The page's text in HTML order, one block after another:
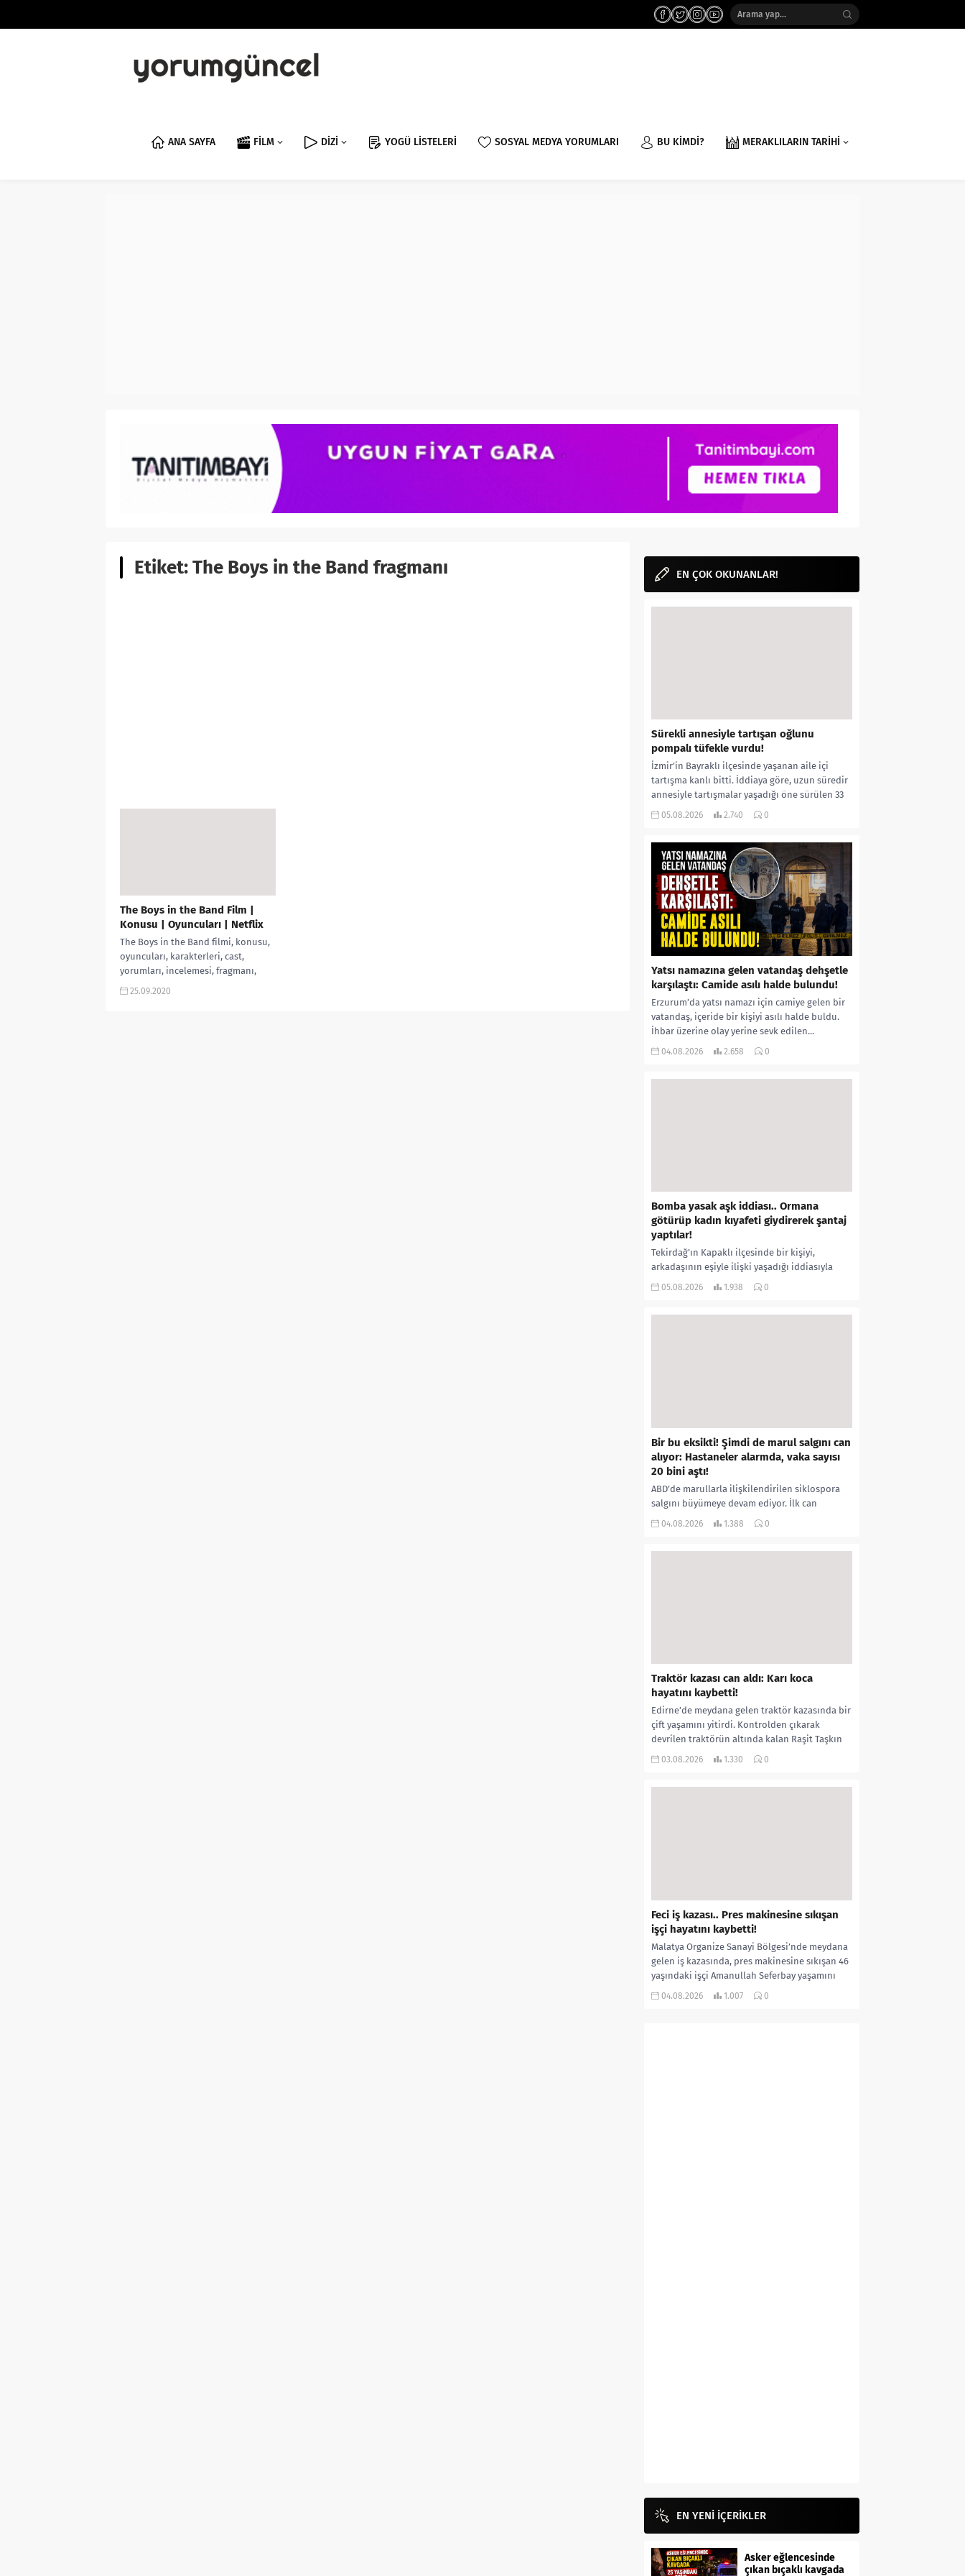
ANA SAYFA FİLM DİZİ YOGÜ LİSTELERİ SOSYAL MEDYA YORUMLARI BU KİMDİ? MERAKLILARIN TARİHİ
Etiket:The Boys in the Band fragmanı
The Boys in the Band Film |
Konusu | Oyuncuları | Netflix
The Boys in the Band filmi, konusu,
oyuncuları, karakterleri, cast,
yorumları, incelemesi, fragmanı,
izle, hangi ülke filmi, Netflix filmi,
25.09.2020
EN ÇOK OKUNANLAR!
Sürekli annesiyle tartışan oğlunu
pompalı tüfekle vurdu!
İzmir’in Bayraklı ilçesinde yaşanan aile içi
tartışma kanlı bitti. İddiaya göre, uzun süredir
annesiyle tartışmalar yaşadığı öne sürülen 33
yaşındaki...
05.08.2026 2.740 0
Yatsı namazına gelen vatandaş dehşetle
karşılaştı: Camide asılı halde bulundu!
Erzurum’da yatsı namazı için camiye gelen bir
vatandaş, içeride bir kişiyi asılı halde buldu.
İhbar üzerine olay yerine sevk edilen...
04.08.2026 2.658 0
Bomba yasak aşk iddiası.. Ormana
götürüp kadın kıyafeti giydirerek şantaj
yaptılar!
Tekirdağ’ın Kapaklı ilçesinde bir kişiyi,
arkadaşının eşiyle ilişki yaşadığı iddiasıyla
ormanlık alana götürerek zorla kadın
05.08.2026 1.938 0
Bir bu eksikti! Şimdi de marul salgını can
alıyor: Hastaneler alarmda, vaka sayısı
20 bini aştı!
ABD’de marullarla ilişkilendirilen siklospora
salgını büyümeye devam ediyor. İlk can
kayıplarının yaşandığı salgında vaka sayısının
04.08.2026 1.388 0
Traktör kazası can aldı: Karı koca
hayatını kaybetti!
Edirne’de meydana gelen traktör kazasında bir
çift yaşamını yitirdi. Kontrolden çıkarak
devrilen traktörün altında kalan Raşit Taşkın
ile eşi Fatma...
03.08.2026 1.330 0
Feci iş kazası.. Pres makinesine sıkışan
işçi hayatını kaybetti!
Malatya Organize Sanayi Bölgesi’nde meydana
gelen iş kazasında, pres makinesine sıkışan 46
yaşındaki işçi Amanullah Seferbay yaşamını
yitirdi. Olayla ilgili...
04.08.2026 1.007 0
EN YENİ İÇERİKLER
Asker eğlencesinde
çıkan bıçaklı kavgada